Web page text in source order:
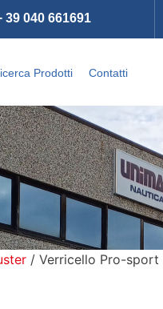
39 040 661691
Prodotti Contatti
/ Verricello Pro-